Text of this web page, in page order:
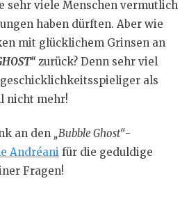
sehr viele Menschen vermutlich
haben dürften. Aber wie
mit glücklichem Grinsen an
zurück? Denn sehr viel
als
nicht mehr!
an den „Bubble Ghost“-
Andréani für die geduldige
Fragen!